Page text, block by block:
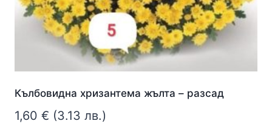
Кълбовидна хризантема жълта – разсад
1,60 € (3.13 лв.)